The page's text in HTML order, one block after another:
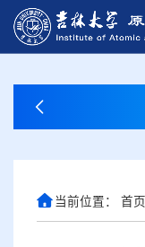
当前位置： 首页